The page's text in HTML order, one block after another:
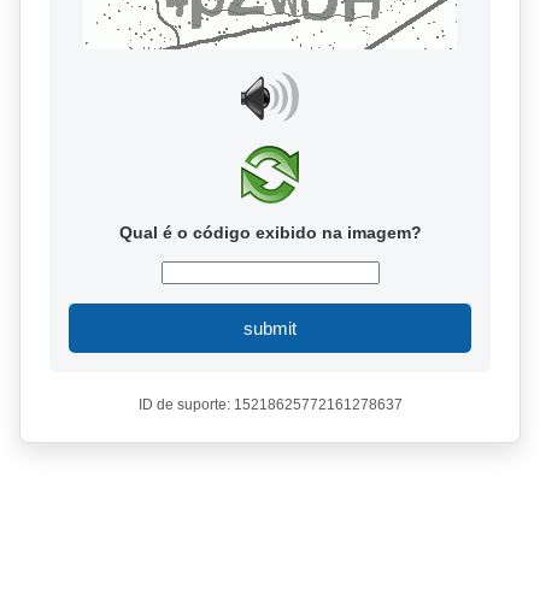
Qual é o código exibido na imagem?
submit
ID de suporte: 15218625772161278637